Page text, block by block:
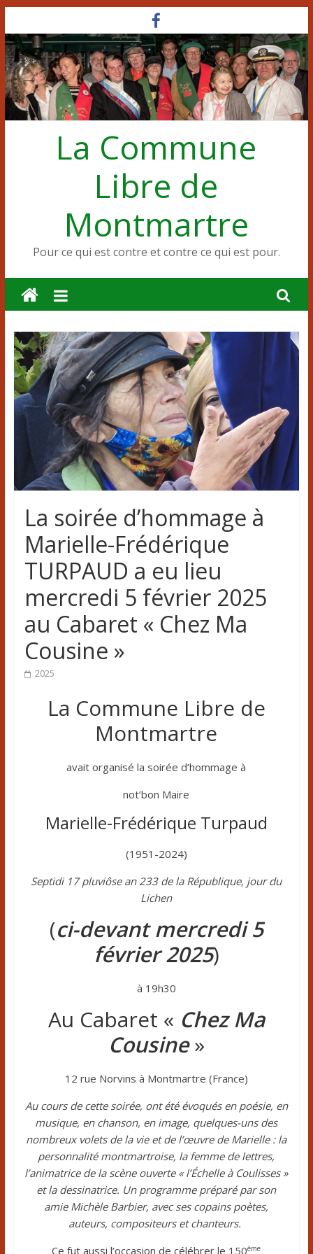
au
contenu
La Commune
Libre de
Montmartre
Pour ce qui est contre et contre ce qui est pour.
La soirée d’hommage à
Marielle-Frédérique
TURPAUD a eu lieu
mercredi 5 février 2025
au Cabaret « Chez Ma
Cousine »
2025
La Commune Libre de
Montmartre
avait organisé la soirée d’hommage à
not’bon Maire
Marielle-Frédérique Turpaud
(1951-2024)
Septidi 17 pluviôse an 233 de la République, jour du
Lichen
(ci-devant mercredi 5
février 2025)
à 19h30
Au Cabaret « Chez Ma
Cousine»
12 rue Norvins à Montmartre (France)
Au cours de cette soirée, ont été évoqués en poésie, en
musique, en chanson, en image, quelques-uns des
nombreux volets de la vie et de l’œuvre de Marielle : la
personnalité montmartroise, la femme de lettres,
l’animatrice de la scène ouverte « l’Échelle à Coulisses »
et la dessinatrice. Un programme préparé par son
amie Michèle Barbier, avec ses copains poètes,
auteurs, compositeurs et chanteurs.
Ce fut aussi l’occasion de célébrer le 150ème